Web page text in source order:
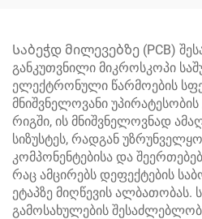
Საბეჭდ მილევებზე (PCB)
განკუთვნილი მიკროსკოპი
ელექტრონული წარმოების
მნიშვნელოვანი
რიგში, ის მნიშვნელოვნად
სიზუსტეს, რადგან
კომპონენტებისა და
რაც ამცირებს დეფექტების
ეტაპზე მიღწევის ალბათობას.
გამოსახულების